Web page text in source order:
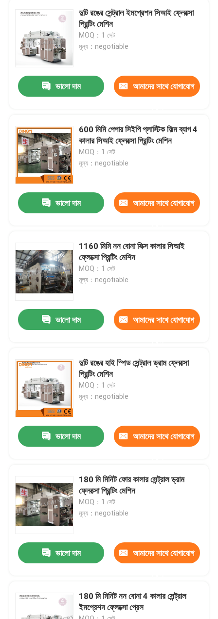
পণ্য
আমাদের সম্পর্কে
কারখানা ভ্রমণ
যোগাযোগ করুন
উদ্ধৃতির জন্য আবেদন
ফিল্ম ব্লো মেশিন
LDPE ব্লোন ফিল্ম মেশিন
দুটি রঙের সেন্ট্রাল ইমপ্রেশন সিআই ফ্লেক্সো
প্রিন্টিং মেশিন
MOQ：1 সেট
মূল্য：negotiable
ভালো দাম আমাদের সাথে যোগাযোগ
600 মিমি পেপার সিইপি প্লাস্টিক ফিল্ম ব্যাগ 4
কালার সিআই ফ্লেক্সো প্রিন্টিং মেশিন
MOQ：1 সেট
মূল্য：negotiable
ভালো দাম আমাদের সাথে যোগাযোগ
1160 মিমি নন বোনা সিক্স কালার সিআই
ফ্লেক্সো প্রিন্টিং মেশিন
MOQ：1 সেট
মূল্য：negotiable
ভালো দাম আমাদের সাথে যোগাযোগ
দুটি রঙের হাই স্পিড সেন্ট্রাল ড্রাম ফ্লেক্সো
প্রিন্টিং মেশিন
MOQ：1 সেট
মূল্য：negotiable
ভালো দাম আমাদের সাথে যোগাযোগ
180 মি মিনিট ফোর কালার সেন্ট্রাল ড্রাম
ফ্লেক্সো প্রিন্টিং মেশিন
MOQ：1 সেট
মূল্য：negotiable
ভালো দাম আমাদের সাথে যোগাযোগ
180 মি মিনিট নন বোনা 4 কালার সেন্ট্রাল
ইমপ্রেশন ফ্লেক্সো প্রেস